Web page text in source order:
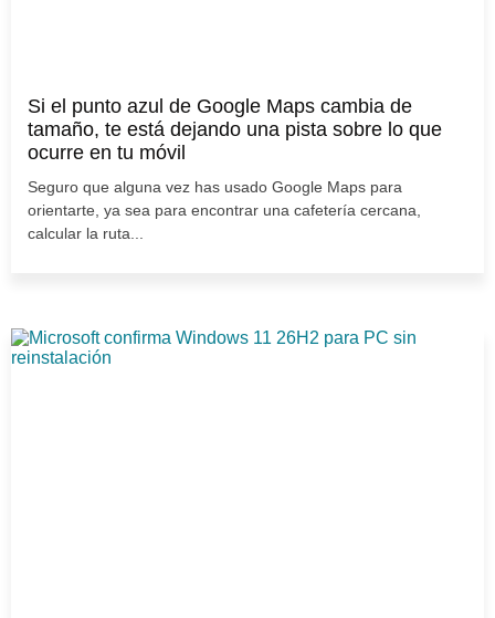
Si el punto azul de Google Maps cambia de
tamaño, te está dejando una pista sobre lo que
ocurre en tu móvil
Seguro que alguna vez has usado Google Maps para
orientarte, ya sea para encontrar una cafetería cercana,
calcular la ruta...